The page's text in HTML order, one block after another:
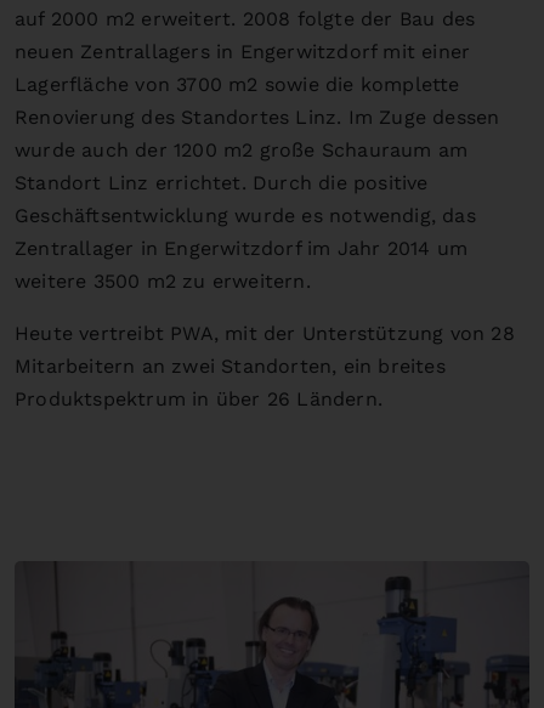
auf 2000 m2 erweitert. 2008 folgte der Bau des
neuen Zentrallagers in Engerwitzdorf mit einer
Lagerfläche von 3700 m2 sowie die komplette
Renovierung des Standortes Linz. Im Zuge dessen
wurde auch der 1200 m2 große Schauraum am
Standort Linz errichtet. Durch die positive
Geschäftsentwicklung wurde es notwendig, das
Zentrallager in Engerwitzdorf im Jahr 2014 um
weitere 3500 m2 zu erweitern.
Heute vertreibt PWA, mit der Unterstützung von 28
Mitarbeitern an zwei Standorten, ein breites
Produktspektrum in über 26 Ländern.